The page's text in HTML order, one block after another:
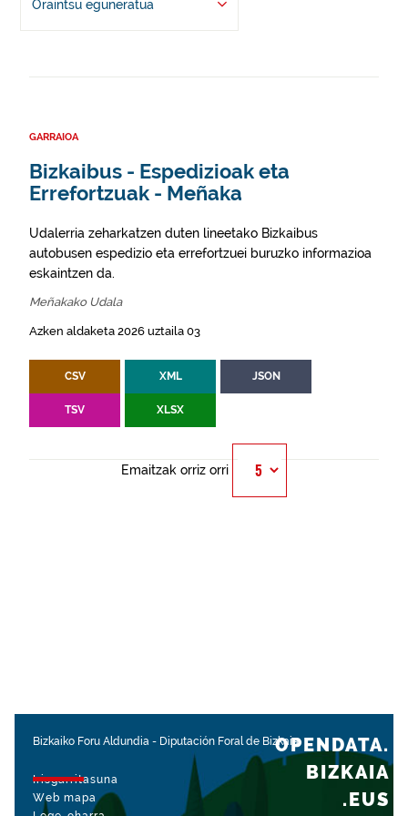
Oraintsu eguneratua
GARRAIOA
Bizkaibus - Espedizioak eta
Errefortzuak - Meñaka
Udalerria zeharkatzen duten lineetako Bizkaibus
autobusen espedizio eta errefortzuei buruzko informazioa
eskaintzen da.
Meñakako Udala
Azken aldaketa 2026 uztaila 03
CSV XML JSON
TSV XLSX
Emaitzak orriz orri
Bizkaiko Foru Aldundia - Diputación Foral de Bizkaia
Irisgarritasuna
Web mapa
OPENDATA.
BIZKAIA
.EUS